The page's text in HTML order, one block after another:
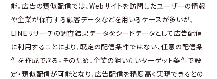
能。広告の類似配信では、Webサイトを訪問したユーザーの情報
や企業が保有する顧客データなどを用いるケースが多いが、
LINEリサーチの調査結果データをシードデータとして広告配信
に利用することにより、既定の配信条件ではない、任意の配信条
件を作成できる。そのため、企業の狙いたいターゲット条件で設
定・類似配信が可能となり、広告配信を精度高く実現できるとの